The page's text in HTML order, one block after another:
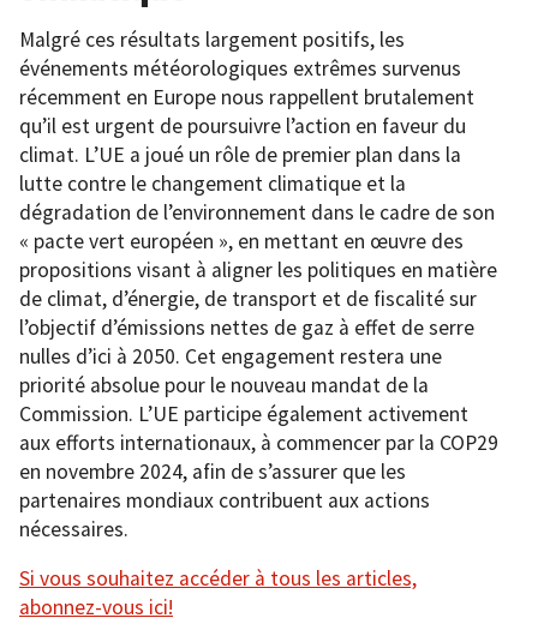
Malgré ces résultats largement positifs, les
événements météorologiques extrêmes survenus
récemment en Europe nous rappellent brutalement
qu’il est urgent de poursuivre l’action en faveur du
climat. L’UE a joué un rôle de premier plan dans la
lutte contre le changement climatique et la
dégradation de l’environnement dans le cadre de son
« pacte vert européen », en mettant en œuvre des
propositions visant à aligner les politiques en matière
de climat, d’énergie, de transport et de fiscalité sur
l’objectif d’émissions nettes de gaz à effet de serre
nulles d’ici à 2050. Cet engagement restera une
priorité absolue pour le nouveau mandat de la
Commission. L’UE participe également activement
aux efforts internationaux, à commencer par la COP29
en novembre 2024, afin de s’assurer que les
partenaires mondiaux contribuent aux actions
nécessaires.
Si vous souhaitez accéder à tous les articles,
abonnez-vous ici!